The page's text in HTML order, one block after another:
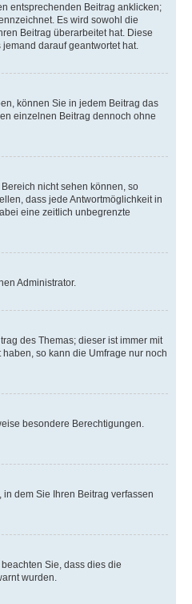
entsprechenden Beitrag anklicken;
Es wird sowohl die
Beitrag überarbeitet hat. Diese
darauf geantwortet hat.
können Sie in jedem Beitrag das
einzelnen Beitrag dennoch ohne
nicht sehen können, so
dass jede Antwortmöglichkeit in
eine zeitlich unbegrenzte
Administrator.
des Themas; dieser ist immer mit
so kann die Umfrage nur noch
besondere Berechtigungen.
dem Sie Ihren Beitrag verfassen
Sie, dass dies die
wurden.